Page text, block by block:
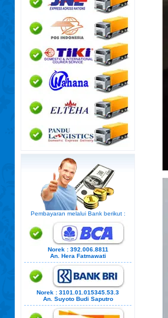
Pembayaran melalui Bank berikut :
Norek : 392.006.8811
An. Hera Fatmawati
Norek : 3101.01.015345.53.3
An. Suyoto Budi Saputro